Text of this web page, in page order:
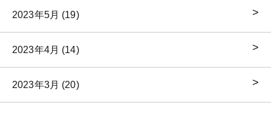
2023年5月 (19)
2023年4月 (14)
2023年3月 (20)